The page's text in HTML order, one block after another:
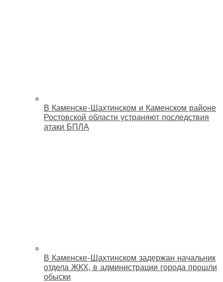
В Каменске-Шахтинском и Каменском районе
Ростовской области устраняют последствия
атаки БПЛА
В Каменске-Шахтинском задержан начальник
отдела ЖКХ, в администрации города прошли
обыски